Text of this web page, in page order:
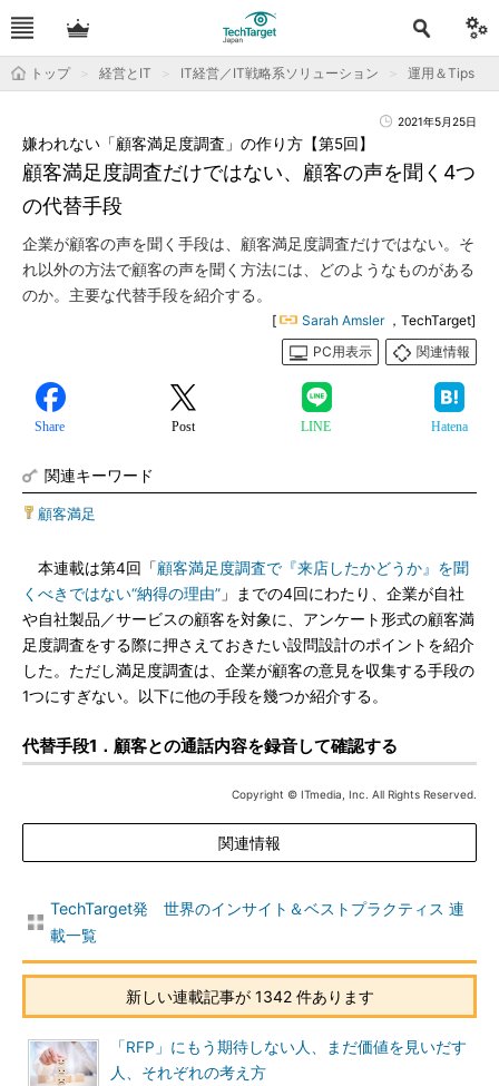
トップ 経営とIT IT経営／IT戦略系ソリューション 運用＆Tips
2021年5月25日
顧客満足度調査だけではない、顧客の声を聞く4つ
の代替手段
嫌われない「顧客満足度調査」の作り方【第5回】
企業が顧客の声を聞く手段は、顧客満足度調査だけではない。そ
れ以外の方法で顧客の声を聞く方法には、どのようなものがある
のか。主要な代替手段を紹介する。
[ Sarah Amsler ，TechTarget]
PC用表示
関連情報
Share Post LINE Hatena
関連キーワード
顧客満足
本連載は第4回「顧客満足度調査で『来店したかどうか』を聞
くべきではない“納得の理由” 」までの4回にわたり、企業が自社
や自社製品／サービスの顧客を対象に、アンケート形式の顧客満
足度調査をする際に押さえておきたい設問設計のポイントを紹介
した。ただし満足度調査は、企業が顧客の意見を収集する手段の
1つにすぎない。以下に他の手段を幾つか紹介する。
代替手段1．顧客との通話内容を録音して確認する
Copyright © ITmedia, Inc. All Rights Reserved.
関連情報
TechTarget発 世界のインサイト＆ベストプラクティス 連
載一覧
新しい連載記事が 1342 件あります
「RFP」にもう期待しない人、まだ価値を見いだす
人、それぞれの考え方